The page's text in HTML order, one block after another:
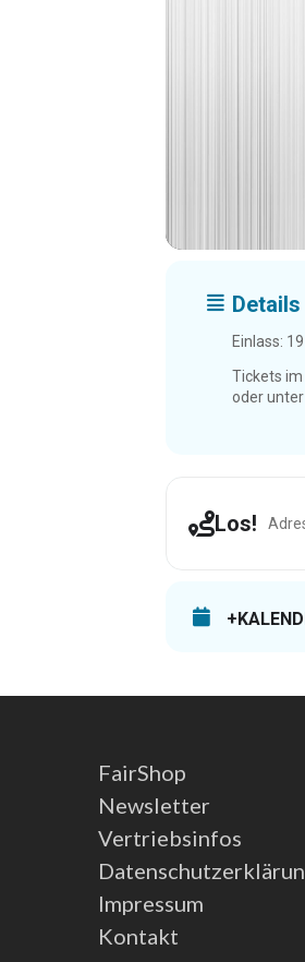
Details
Einlass:
Tickets im
oder unter
Los!
FairShop
Newsletter
Vertriebsinfos
Impressum
Kontakt